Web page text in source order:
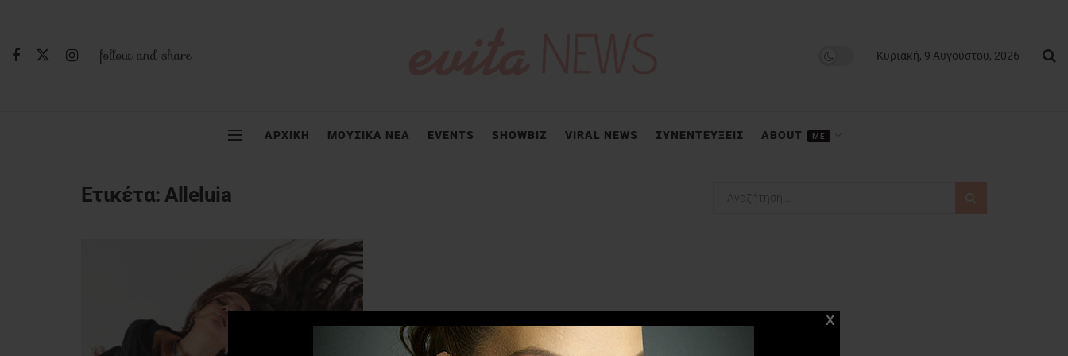
follow and share Κυριακή, 9 Αυγούστου, 2026
ΑΡΧΙΚΗ ΜΟΥΣΙΚΑ ΝΕΑ EVENTS SHOWBIZ VIRAL NEWS ΣΥΝΕΝΤΕΥΞΕΙΣ ABOUT ME
Ετικέτα:Alleluia